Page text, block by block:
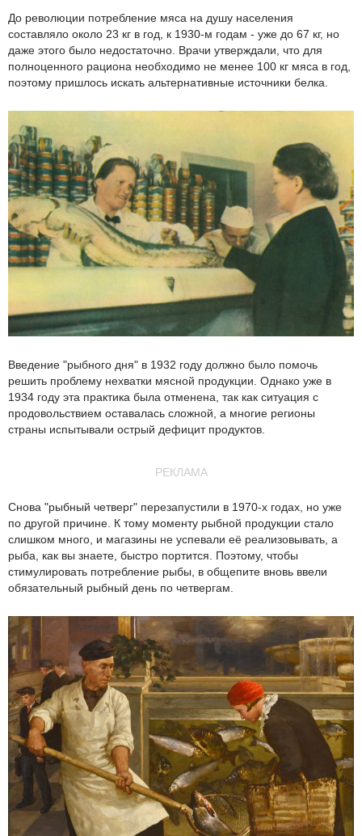
До революции потребление мяса на душу населения
составляло около 23 кг в год, к 1930-м годам - уже до 67 кг, но
даже этого было недостаточно. Врачи утверждали, что для
полноценного рациона необходимо не менее 100 кг мяса в год,
поэтому пришлось искать альтернативные источники белка.
Введение "рыбного дня" в 1932 году должно было помочь
решить проблему нехватки мясной продукции. Однако уже в
1934 году эта практика была отменена, так как ситуация с
продовольствием оставалась сложной, а многие регионы
страны испытывали острый дефицит продуктов.
РЕКЛАМА
Снова "рыбный четверг" перезапустили в 1970-х годах, но уже
по другой причине. К тому моменту рыбной продукции стало
слишком много, и магазины не успевали её реализовывать, а
рыба, как вы знаете, быстро портится. Поэтому, чтобы
стимулировать потребление рыбы, в общепите вновь ввели
обязательный рыбный день по четвергам.